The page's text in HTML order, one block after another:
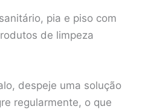
pia e piso com
de limpeza
despeje uma solução
regularmente, o que